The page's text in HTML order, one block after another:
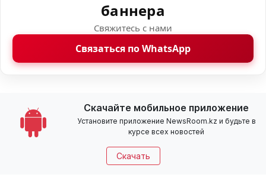
баннера
Свяжитесь с нами
Связаться по WhatsApp
Скачайте мобильное приложение
Установите приложение NewsRoom.kz и будьте в
курсе всех новостей
Скачать